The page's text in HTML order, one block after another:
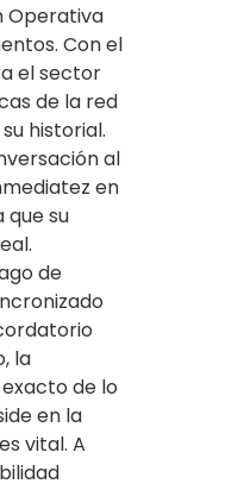
Operativa
Con el
el sector
de la red
historial.
al
en
su
de
la
de lo
en la
vital. A